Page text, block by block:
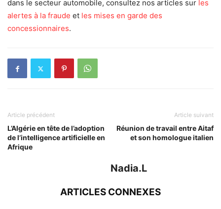
dans le secteur automobile, consultez nos articles sur les
alertes à la fraude et les mises en garde des
concessionnaires.
Article précédent
L’Algérie en tête de l’adoption
de l’intelligence artificielle en
Afrique
Article suivant
Réunion de travail entre Aitaf
et son homologue italien
Nadia.L
ARTICLES CONNEXES